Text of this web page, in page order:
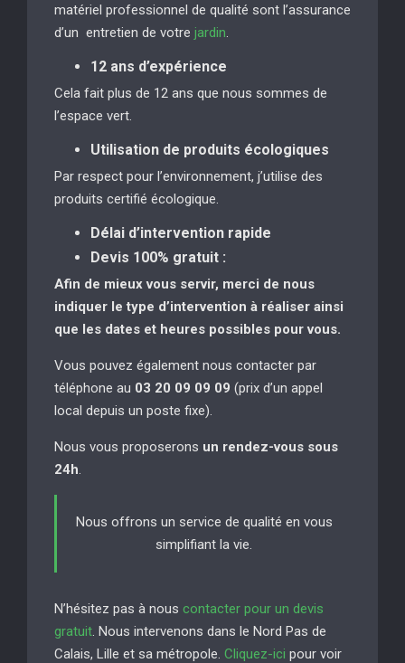
matériel professionnel de qualité sont l’assurance
d’un entretien de votre jardin
12 ans d’expérience
Cela fait plus de 12 ans que nous sommes de
l’espace vert.
Utilisation de produits écologiques
Par respect pour l’environnement, j’utilise des
produits certifié écologique.
Délai d’intervention rapide
Devis 100% gratuit :
Afin de mieux vous servir, merci de nous
indiquer le type d’intervention à réaliser ainsi
que les dates et heures possibles pour vous.
Vous pouvez également nous contacter par
téléphone au 03 20 09 09 09 (prix d’un appel
local depuis un poste fixe).
Nous vous proposerons un rendez-vous sous
24h
Nous offrons un service de qualité en vous
simplifiant la vie.
N’hésitez pas à nous contacter pour un devis
gratuit . Nous intervenons dans le Nord Pas de
Calais, Lille et sa métropole. Cliquez-ici pour voir